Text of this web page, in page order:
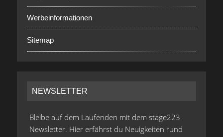
Werbeinformationen
Sitemap
NEWSLETTER
Bleibe auf dem Laufenden mit dem stage223
Newsletter. Hier erfährst du Neuigkeiten rund